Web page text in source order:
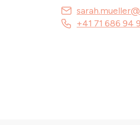
+41 71 686 94